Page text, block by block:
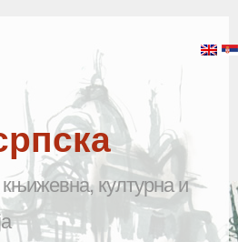
књижевна, културна и